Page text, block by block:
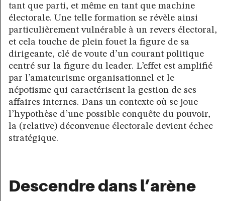
tant que parti, et même en tant que machine
électorale. Une telle formation se révèle ainsi
particulièrement vulnérable à un revers électoral,
et cela touche de plein fouet la figure de sa
dirigeante, clé de voute d’un courant politique
centré sur la figure du leader. L’effet est amplifié
par l’amateurisme organisationnel et le
népotisme qui caractérisent la gestion de ses
affaires internes. Dans un contexte où se joue
l’hypothèse d’une possible conquête du pouvoir,
la (relative) déconvenue électorale devient échec
stratégique.
Descendre dans l’arène